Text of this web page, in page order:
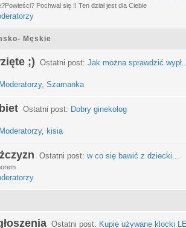
Pochwal się !! Ten dział jest dla Ciebie
Męskie
;) Ostatni post: Jak można sprawdzić
Moderatorzy, Szamanka
Ostatni post: Dobry ginekolog
Moderatorzy, kisia
Ostatni post: w co się bawić z dziecki...
Ostatni post: Kupię używane klocki